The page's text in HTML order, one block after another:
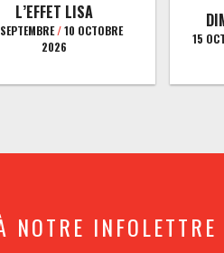
L’EFFET LISA
/10 OCTOBRE
2026
15
NOTRE INFOLETTRE